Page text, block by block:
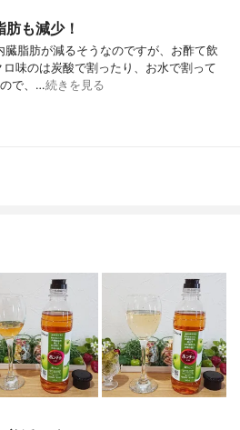
も減少！
臓脂肪が減るそうなのですが、お酢て飲
味のは炭酸で割ったり、お水で割って
で、…続きを見る